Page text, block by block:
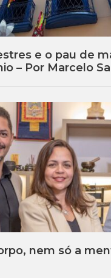
e o pau de
– Por Marcelo
nem só a